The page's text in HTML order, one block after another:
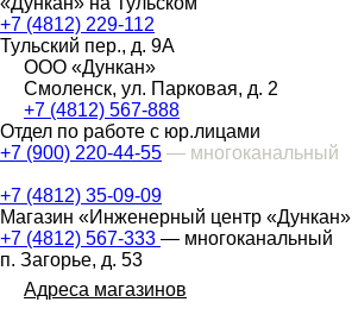
+7 (4812) 229-112
Тульский пер., д. 9А
ООО «Дункан»
Смоленск, ул. Парковая, д. 2
+7 (4812) 567-888
Отдел по работе с юр.лицами
+7 (900) 220-44-55 — многоканальный
+7 (4812) 35-09-09
Магазин «Инженерный центр «Дункан»
+7 (4812) 567-333 — многоканальный
п. Загорье, д. 53
Адреса магазинов